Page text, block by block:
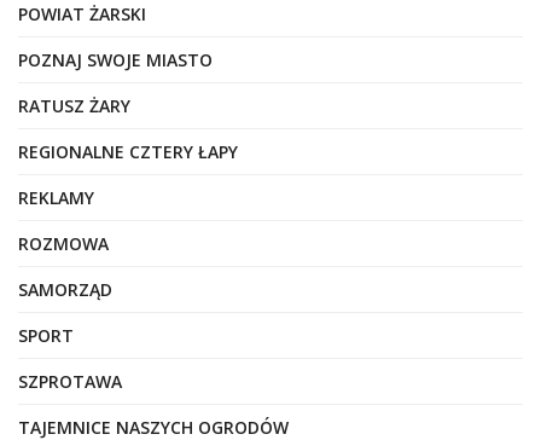
POWIAT ŻARSKI
POZNAJ SWOJE MIASTO
RATUSZ ŻARY
REGIONALNE CZTERY ŁAPY
REKLAMY
ROZMOWA
SAMORZĄD
SPORT
SZPROTAWA
TAJEMNICE NASZYCH OGRODÓW